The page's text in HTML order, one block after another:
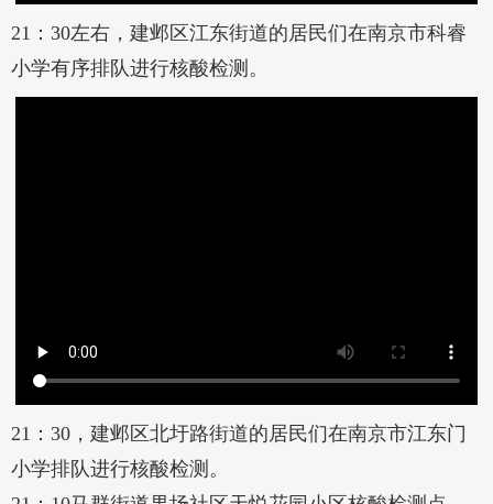
21：30左右，建邺区江东街道的居民们在南京市科睿
小学有序排队进行核酸检测。
21：30，建邺区北圩路街道的居民们在南京市江东门
小学排队进行核酸检测。